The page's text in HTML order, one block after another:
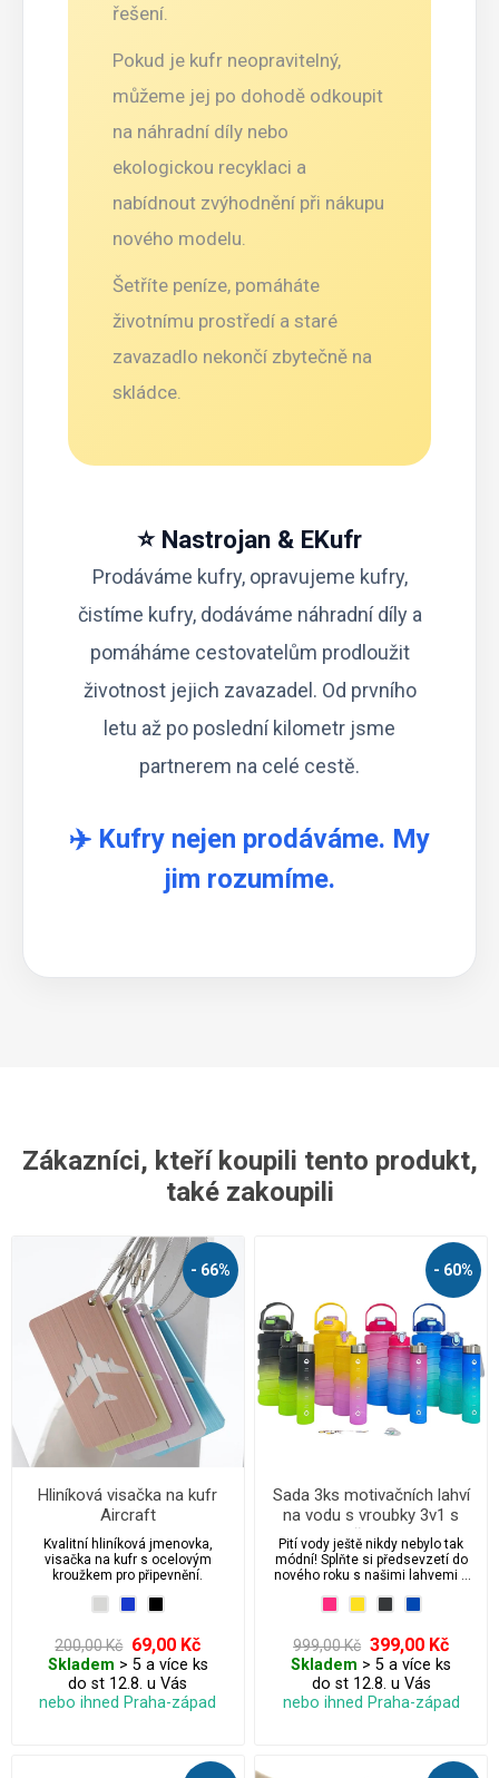
řešení.
Pokud je kufr neopravitelný,
můžeme jej po dohodě odkoupit
na náhradní díly nebo
ekologickou recyklaci a
nabídnout zvýhodnění při nákupu
nového modelu.
Šetříte peníze, pomáháte
životnímu prostředí a staré
zavazadlo nekončí zbytečně na
skládce.
⭐ Nastrojan & EKufr
Prodáváme kufry, opravujeme kufry,
čistíme kufry, dodáváme náhradní dílya
pomáháme cestovatelům prodloužit
životnost jejich zavazadel. Od prvního
letu až po poslední kilometr jsme
partnerem na celé cestě.
✈️ Kufry nejen prodáváme. My
jim rozumíme.
Zákazníci, kteří koupili tento produkt,
také zakoupili
- 66%
Hliníková visačka na kufr
Aircraft
Kvalitní hliníková jmenovka,
visačka na kufr s ocelovým
kroužkem pro připevnění.
200,00 Kč 69,00 Kč
Skladem > 5 a více ks
do st 12.8. u Vás
nebo ihned Praha-západ
- 60%
Sada 3ks motivačních lahví
na vodu s vroubky 3v1 s
XXL odměrkou 2000ml,
900ml, 500ml
Pití vody ještě nikdy nebylo tak
módní! Splňte si předsevzetí do
nového roku s našimi lahvemi a
léta. Ode dneška přestane být pití
minimálně 2L vody nudnou
povinností.
999,00 Kč 399,00 Kč
Skladem > 5 a více ks
do st 12.8. u Vás
nebo ihned Praha-západ